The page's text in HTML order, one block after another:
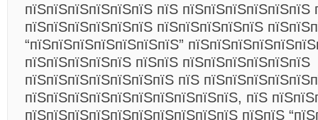
пїЅпїЅпїЅпїЅпїЅпїЅ пїЅ пїЅпїЅпїЅпїЅпїЅпїЅ
пїЅпїЅпїЅпїЅпїЅпїЅ пїЅпїЅпїЅпїЅпїЅ
“пїЅпїЅпїЅпїЅпїЅпїЅпїЅ”
пїЅпїЅпїЅпїЅпїЅ пїЅпїЅ пїЅпїЅпїЅпїЅпїЅпїЅ
пїЅпїЅпїЅпїЅпїЅпїЅпїЅ пїЅ
пїЅпїЅпїЅпїЅпїЅпїЅпїЅпїЅпїЅпїЅ, пїЅ
пїЅпїЅпїЅпїЅпїЅпїЅпїЅпїЅпїЅпїЅ пїЅпїЅ